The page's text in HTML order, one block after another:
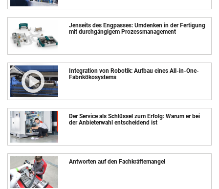
Jenseits des Engpasses: Umdenken in der Fertigung
mit durchgängigem Prozessmanagement
Integration von Robotik: Aufbau eines All-in-One-
Fabrikökosystems
Der Service als Schlüssel zum Erfolg: Warum er bei
der Anbieterwahl entscheidend ist
Antworten auf den Fachkräftemangel